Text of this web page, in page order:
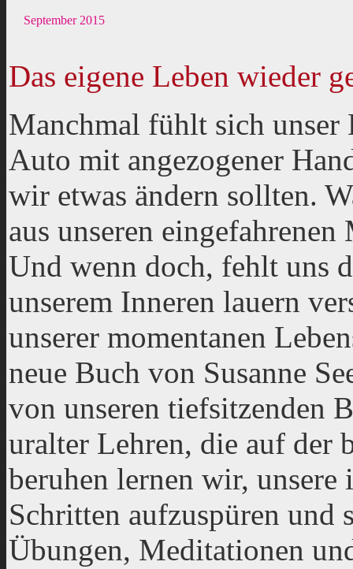
September 2015
Das eigene Leben wieder
Manchmal fühlt sich unser
Auto mit angezogener
wir etwas ändern sollten.
aus unseren
Und wenn doch, fehlt uns
unserem Inneren lauern
unserer momentanen
neue Buch von Susanne
von unseren tiefsitzenden
uralter Lehren, die auf der
beruhen lernen wir,
Schritten aufzuspüren und
Übungen, Meditationen